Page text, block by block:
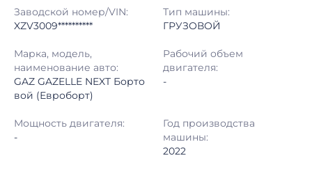
Тип аукциона: Открытые торги
Шаг торгов: 50 000 ₽
Кол-во ставок:
Регион: Башкортостан Республика
Заводской номер/VIN:
XZV3009**********
Тип машины:
ГРУЗОВОЙ
Марка, модель,
наименование авто:
GAZ GAZELLE NEXT Борто
вой (Евроборт)
Рабочий объем
двигателя:
-
Мощность двигателя:
-
Год производства
машины:
2022